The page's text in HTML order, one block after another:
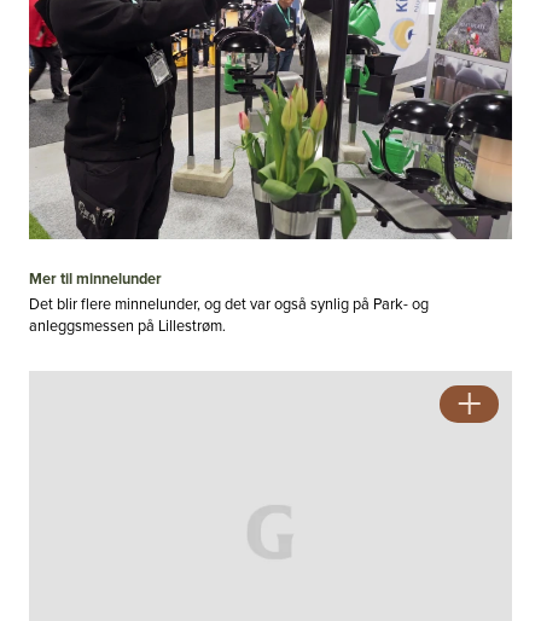
Mer til minnelunder
Det blir flere minnelunder, og det var også synlig på Park- og
anleggsmessen på Lillestrøm.